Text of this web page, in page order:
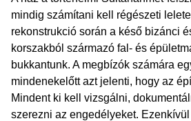
mindig számítani kell régészeti
rekonstrukció során a késő bizánci
korszakból származó fal- és
bukkantunk. A megbízók számára
mindenekelőtt azt jelenti, hogy az
Mindent ki kell vizsgálni,
szerezni az engedélyeket.